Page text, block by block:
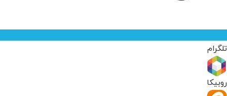
تلگرام
روبیکا